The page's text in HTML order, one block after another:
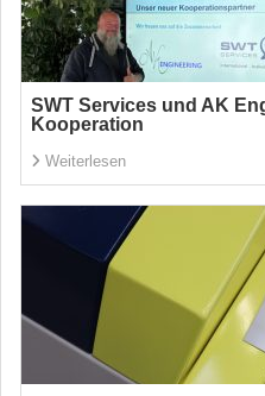
SWT Services und AK
Kooperation
Weiterlesen